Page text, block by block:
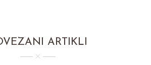
ARTIKLI